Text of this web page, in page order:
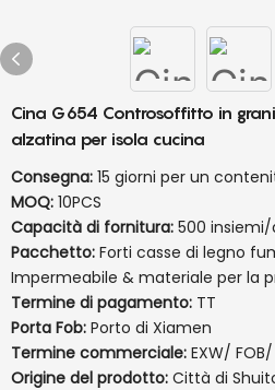
Cina G654 Controsoffitto in
alzatina per isola cucina
Consegna: 15 giorni per un
MOQ: 10PCS
Capacità di fornitura: 500 insiemi/
Pacchetto: Forti casse di legno
Impermeabile & materiale per la
Termine di pagamento: TT
Porta Fob: Porto di Xiamen
Termine commerciale: EXW/
Origine del prodotto: Città di